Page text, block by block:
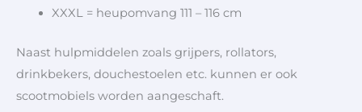
XXXL = heupomvang 111 – 116 cm
Naast hulpmiddelen zoals grijpers, rollators,
drinkbekers, douchestoelen etc. kunnen er ook
scootmobiels worden aangeschaft.